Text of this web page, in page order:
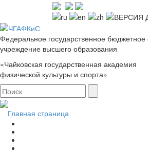
Федеральное государственное бюджетное
учреждение высшего образования
«Чайковская государственная академия
физической культуры и спорта»
Главная страница